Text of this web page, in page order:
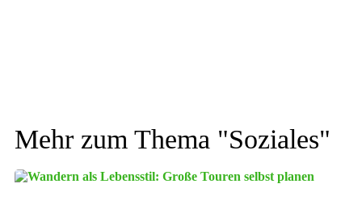
Mehr zum Thema "Soziales"